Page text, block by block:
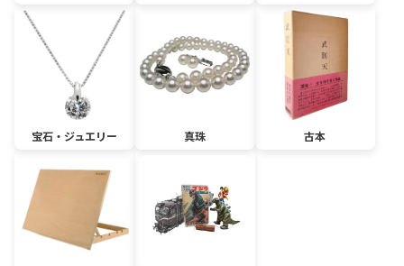
宝石・ジュエリー 真珠 古本